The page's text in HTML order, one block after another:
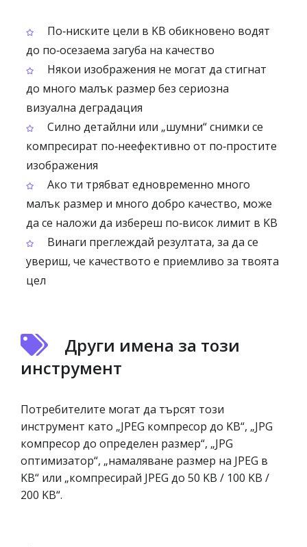
По‑ниските цели в KB обикновено водят
до по‑осезаема загуба на качество
Някои изображения не могат да стигнат
до много малък размер без сериозна
визуална деградация
Силно детайлни или „шумни“ снимки се
компресират по‑неефективно от по‑простите
изображения
Ако ти трябват едновременно много
малък размер и много добро качество, може
да се наложи да избереш по‑висок лимит в KB
Винаги преглеждай резултата, за да се
увериш, че качеството е приемливо за твоята
цел
Други имена за този
инструмент
Потребителите могат да търсят този
инструмент като „JPEG компресор до KB“, „JPG
компресор до определен размер“, „JPG
оптимизатор“, „намаляване размер на JPEG в
KB“ или „компресирай JPEG до 50 KB / 100 KB /
200 KB“.